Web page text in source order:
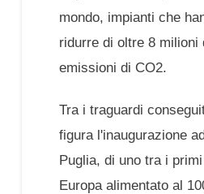
mondo, impianti che
ridurre di oltre 8 milioni
emissioni di CO2.
Tra i traguardi
figura l'inaugurazione
Puglia, di uno tra i
Europa alimentato al